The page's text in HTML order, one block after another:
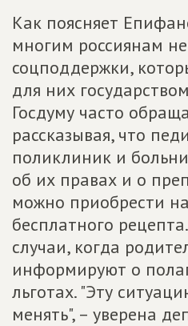
Как поясняет
многим россиянам
соцподдержки,
для них
Госдуму часто
рассказывая, что
поликлиник и
об их правах и о
можно приобрести
бесплатного
случаи, когда
информируют о
льготах. "Эту
менять", – уверена